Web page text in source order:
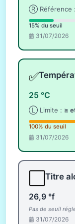
Ⓡ Référence :
15% du seuil
31/07/2026
✅
25 °C
Ⓛ Limite : ≥
100% du seuil
31/07/2026
Titre
26,9 °f
Pas de seuil
31/07/2026